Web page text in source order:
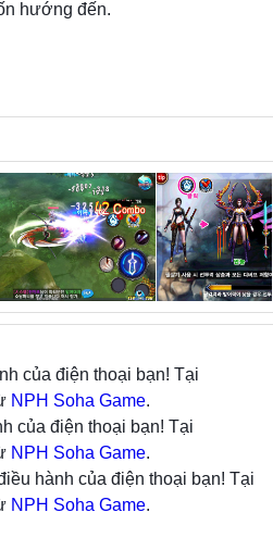
hướng đến.
của điện thoại bạn! Tại
NPH Soha Game.
của điện thoại bạn! Tại
NPH Soha Game.
hành của điện thoại bạn! Tại
NPH Soha Game.